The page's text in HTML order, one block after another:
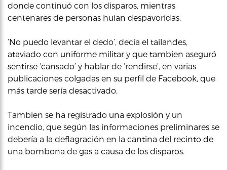
donde continuó con los disparos, mientras
centenares de personas huían despavoridas.
‘No puedo levantar el dedo’, decía el tailandes,
ataviado con uniforme militar y que tambien aseguró
sentirse ‘cansado’ y hablar de ‘rendirse’, en varias
publicaciones colgadas en su perfil de Facebook, que
más tarde sería desactivado.
Tambien se ha registrado una explosión y un
incendio, que según las informaciones preliminares se
debería a la deflagración en la cantina del recinto de
una bombona de gas a causa de los disparos.